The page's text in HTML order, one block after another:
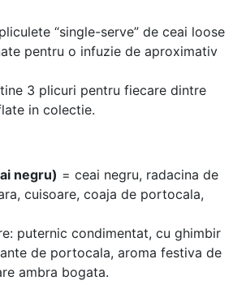
“single-serve” de ceai loose
pentru o infuzie de aproximativ
3 plicuri pentru fiecare dintre
in colectie.
negru) = ceai negru, radacina de
cuisoare, coaja de portocala,
puternic condimentat, cu ghimbir
de portocala, aroma festiva de
ambra bogata.